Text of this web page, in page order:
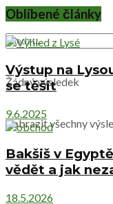
Žádný výsledek
Zobrazit všechny
Oblíbené články
Výstup na
se těšit
9.6.2025
Bakšiš v
vědět a jak
18.5.2026